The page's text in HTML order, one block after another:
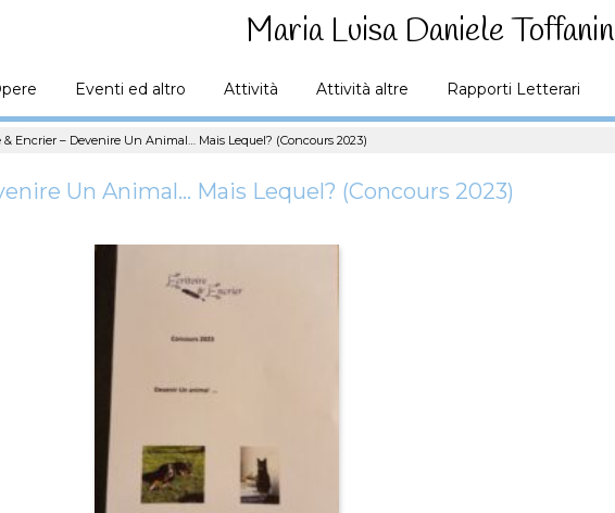
Maria Luisa Daniele Toffanin
Eventi ed altro Attività Attività altre Rapporti Letterari
& Encrier – Devenire Un Animal… Mais Lequel? (Concours 2023)
Un Animal… Mais Lequel? (Concours 2023)